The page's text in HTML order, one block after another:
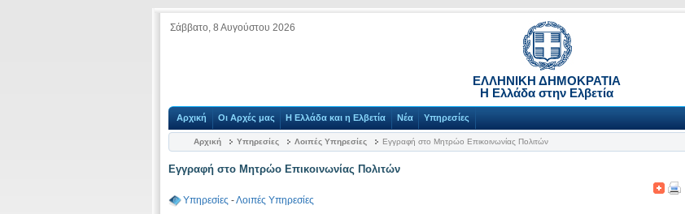
Σάββατο, 8 Αυγούστου 2026
ΕΛΛΗΝΙΚΗ ΔΗΜΟΚΡΑΤΙΑ
Η Ελλάδα στην Ελβετία
Αρχική Οι Αρχές μας Η Ελλάδα και η Ελβετία Νέα Υπηρεσίες
Αρχική Υπηρεσίες Λοιπές Υπηρεσίες Εγγραφή στο Μητρώο Επικοινωνίας Πολιτών
Εγγραφή στο Μητρώο Επικοινωνίας Πολιτών
Υπηρεσίες -Λοιπές Υπηρεσίες